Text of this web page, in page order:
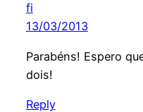
fi
13/03/2013
Parabéns! Espero
dois!
Reply